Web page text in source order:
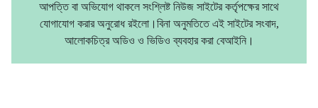
আপত্তি বা অভিযোগ থাকলে সংশ্লিষ্ট নিউজ সাইটের কর্তৃপক্ষের সাথে
যোগাযোগ করার অনুরোধ রইলো।বিনা অনুমতিতে এই সাইটের সংবাদ,
আলোকচিত্র অডিও ও ভিডিও ব্যবহার করা বেআইনি।